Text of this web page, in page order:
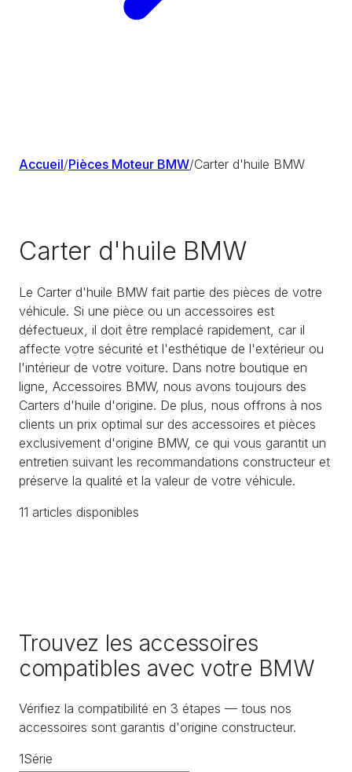
Accueil/Pièces Moteur BMW/Carter d'huile BMW
Carter d'huile BMW
Le Carter d'huile BMW fait partie des pièces de votre
véhicule. Si une pièce ou un accessoires est
défectueux, il doit être remplacé rapidement, car il
affecte votre sécurité et l'esthétique de l'extérieur ou
l'intérieur de votre voiture. Dans notre boutique en
ligne, Accessoires BMW, nous avons toujours des
Carters d'huile d'origine. De plus, nous offrons à nos
clients un prix optimal sur des accessoires et pièces
exclusivement d'origine BMW, ce qui vous garantit un
entretien suivant les recommandations constructeur et
préserve la qualité et la valeur de votre véhicule.
11 articles disponibles
Trouvez les accessoires
compatibles avec votre BMW
Vérifiez la compatibilité en 3 étapes — tous nos
accessoires sont garantis d'origine constructeur.
1Série